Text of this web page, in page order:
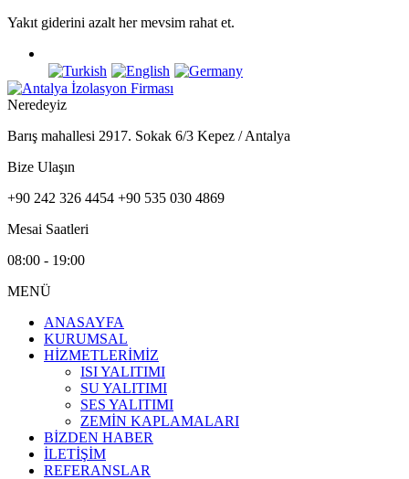
Yakıt giderini azalt her mevsim rahat et.
Neredeyiz
Barış mahallesi 2917. Sokak 6/3 Kepez / Antalya
Bize Ulaşın
+90 242 326 4454 +90 535 030 4869
Mesai Saatleri
08:00 - 19:00
MENÜ
ANASAYFA
KURUMSAL
HİZMETLERİMİZ
ISI YALITIMI
SU YALITIMI
SES YALITIMI
ZEMİN KAPLAMALARI
BİZDEN HABER
İLETİŞİM
REFERANSLAR